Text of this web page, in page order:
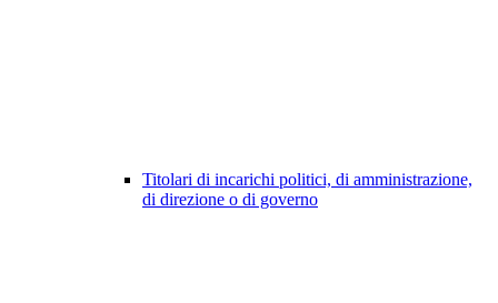
Titolari di incarichi politici, di amministrazione,
di direzione o di governo